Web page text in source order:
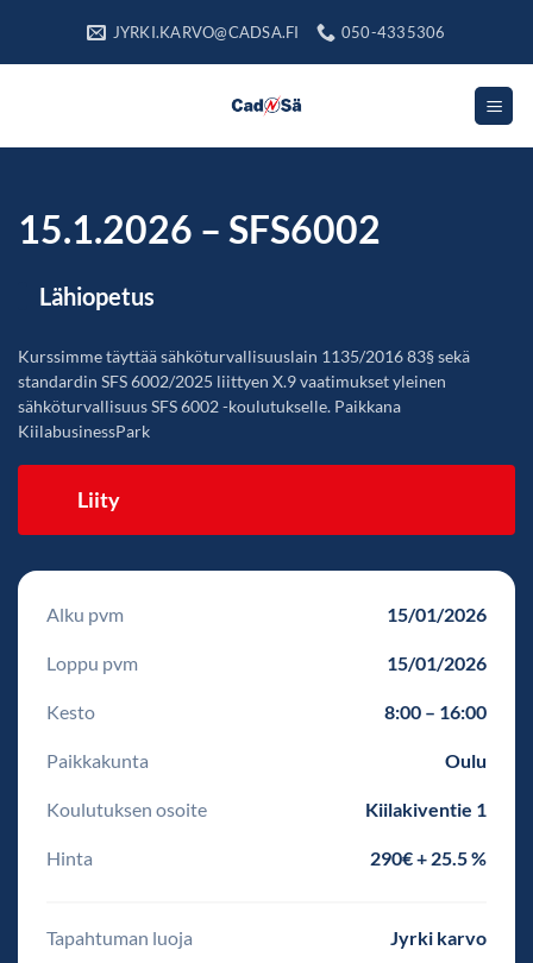
JYRKI.KARVO@CADSA.FI 050-4335306
15.1.2026 – SFS6002
Lähiopetus
Kurssimme täyttää sähköturvallisuuslain 1135/2016 83§ sekä
standardin SFS 6002/2025 liittyen X.9 vaatimukset yleinen
sähköturvallisuus SFS 6002 -koulutukselle. Paikkana
KiilabusinessPark
Liity
Alku pvm 15/01/2026
Loppu pvm 15/01/2026
Kesto 8:00 – 16:00
Paikkakunta Oulu
Koulutuksen osoite Kiilakiventie 1
Hinta 290€ + 25.5 %
Tapahtuman luoja Jyrki karvo